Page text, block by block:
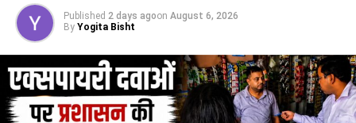
दिल्ली–मेरठ–मुजफ्फरनगर–पंजाब से
हरिद्वार आने वाले वाहन
Published 2 days agoon August 6, 2026
By Yogita Bisht